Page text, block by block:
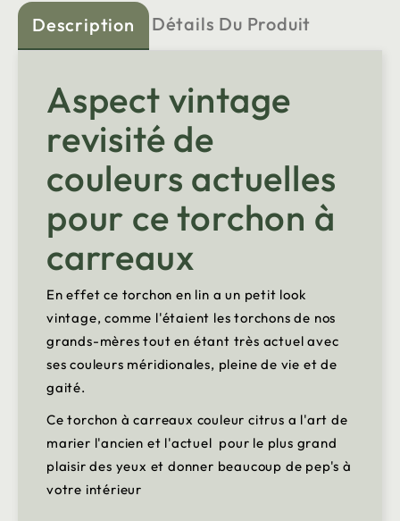
Description Détails Du Produit
Aspect vintage
revisité de
couleurs actuelles
pour ce torchon à
carreaux
En effet ce torchon en lin a un petit look
vintage, comme l'étaient les torchons de nos
grands-mères tout en étant très actuel avec
ses couleurs méridionales, pleine de vie et de
gaité.
Ce torchon à carreaux couleur citrus a l'art de
marier l'ancien et l'actuel pour le plus grand
plaisir des yeux et donner beaucoup de pep's à
votre intérieur